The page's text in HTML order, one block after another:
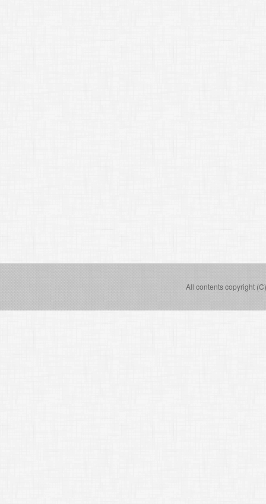
All contents copyright